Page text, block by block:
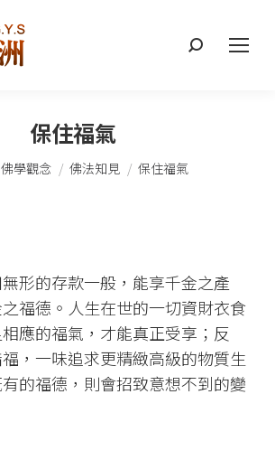
搜
保住福氣
裡：
佛學觀念 佛法知見 保住福氣
的存款一般，能享千金之產
福德。人生在世的一切資財衣食
應的福氣，才能真正受享；反
，一味追求更精緻高級的物質生
的福德，則會招致意想不到的變